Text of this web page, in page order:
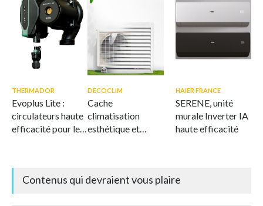
THERMADOR
Evoplus Lite :
circulateurs haute
efficacité pour le
DECOCLIM
Cache
climatisation
esthétique et
HAIER FRANCE
SERENE, unité
murale Inverter IA
haute efficacité
Contenus qui devraient vous plaire